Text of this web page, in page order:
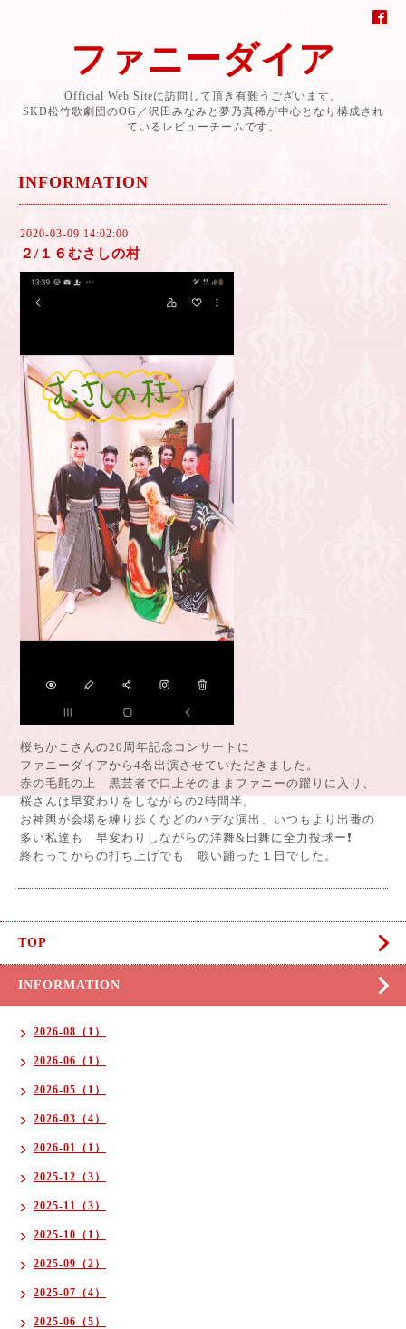
ファニーダイア
Official Web Siteに訪問して頂き有難うございます。
SKD松竹歌劇団のOG／沢田みなみと夢乃真稀が中心となり構成され
ているレビューチームです。
INFORMATION
2020-03-09 14:02:00
２/１６むさしの村
桜ちかこさんの20周年記念コンサートに
ファニーダイアから4名出演させていただきました。
赤の毛氈の上 黒芸者で口上そのままファニーの躍りに入り、
桜さんは早変わりをしながらの2時間半。
お神輿が会場を練り歩くなどのハデな演出、いつもより出番の
多い私達も 早変わりしながらの洋舞&日舞に全力投球ー❗
終わってからの打ち上げでも 歌い踊った１日でした。
TOP
INFORMATION
2026-08（1）
2026-06（1）
2026-05（1）
2026-03（4）
2026-01（1）
2025-12（3）
2025-11（3）
2025-10（1）
2025-09（2）
2025-07（4）
2025-06（5）